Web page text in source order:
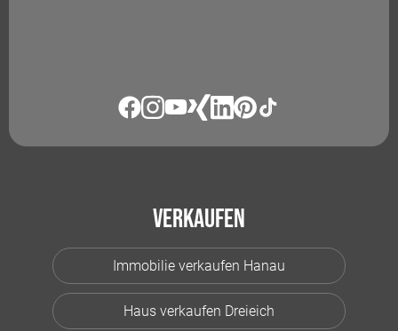
Verkaufen
Immobilie verkaufen Hanau
Haus verkaufen Dreieich